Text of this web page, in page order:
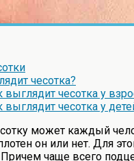
чесотка?
выглядит чесотка у
выглядит чесотка у
может каждый
он или нет. Для
чаще всего